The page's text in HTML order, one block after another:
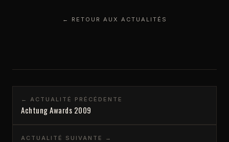
← RETOUR AUX ACTUALITÉS
← ACTUALITÉ PRÉCÉDENTE
Achtung Awards 2009
ACTUALITÉ SUIVANTE →